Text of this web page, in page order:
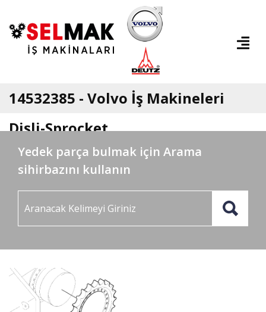
14532385 - Volvo İş Makineleri
Dişli-Sprocket
Yedek parça bulmak için Arama
sihirbazını kullanın